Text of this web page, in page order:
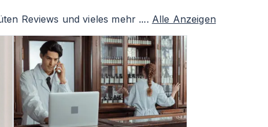
Reviews und vieles mehr .... Alle Anzeigen